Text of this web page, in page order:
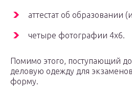
аттестат об образовании
четыре фотографии 4х6.
Помимо этого, поступающий
деловую одежду для
форму.